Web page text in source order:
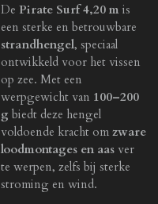
De Pirate Surf 4,20 m is
een sterke en betrouwbare
strandhengel, speciaal
ontwikkeld voor het vissen
op zee. Met een
werpgewicht van 100–200
g biedt deze hengel
voldoende kracht om zware
loodmontages en aas ver
te werpen, zelfs bij sterke
stroming en wind.